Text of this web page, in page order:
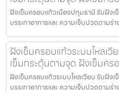
ฝังเข็มครอบแก้วเมืองปทุมธานี รับฝังเ
บรรเทาอาการและ ความเจ็บปวดตามร่
ฝังเข็มครอบแก้วระบบไหลเ
เข็มกระตุ้นตามจุด ฝังเข็มคร
ฝังเข็มครอบแก้วระบบไหลเวียน รับฝัง
บรรเทาอาการและ ความเจ็บปวดตามร่